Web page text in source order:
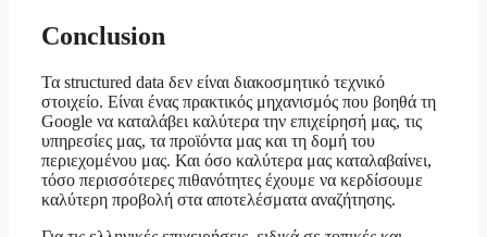
Conclusion
Τα structured data δεν είναι διακοσμητικό τεχνικό
στοιχείο. Είναι ένας πρακτικός μηχανισμός που βοηθά τη
Google να καταλάβει καλύτερα την επιχείρησή μας, τις
υπηρεσίες μας, τα προϊόντα μας και τη δομή του
περιεχομένου μας. Και όσο καλύτερα μας καταλαβαίνει,
τόσο περισσότερες πιθανότητες έχουμε να κερδίσουμε
καλύτερη προβολή στα αποτελέσματα αναζήτησης.